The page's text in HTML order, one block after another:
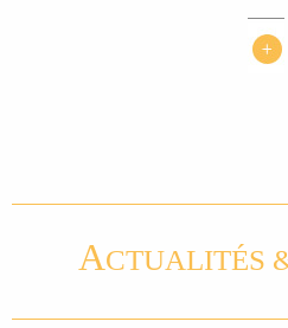
ACTUALITÉS